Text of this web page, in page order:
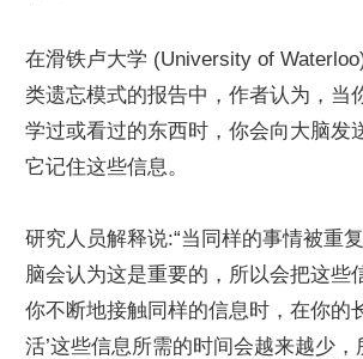
在滑铁卢大学 (University of
类遗忘模式的报告中，作者认为，当
学过或看过的东西时，你会向大脑发
它记住这些信息。
研究人员解释说:“当同样的事情被重
脑会认为这是重要的，所以会把这些
你不断地接触同样的信息时，在你的
活’这些信息所需的时间会越来越少